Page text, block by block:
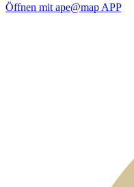
Öffnen mit ape@map APP